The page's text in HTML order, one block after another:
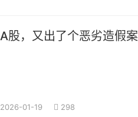
A股，又出了个恶劣造假案
2026-01-19 298